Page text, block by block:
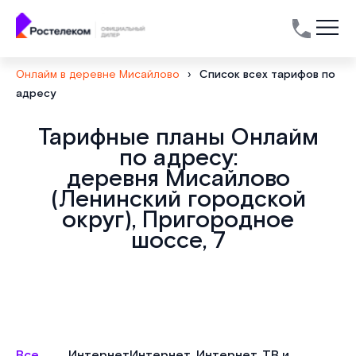
Онлайм в деревне Мисайлово ›
Список всех тарифов по
адресу
Тарифные планы Онлайм
по адресу:
деревня Мисайлово
(Ленинский городской
округ), Пригородное
шоссе, 7